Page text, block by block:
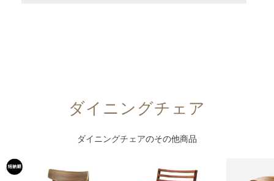
ダイニングチェア
ダイニングチェアのその他商品